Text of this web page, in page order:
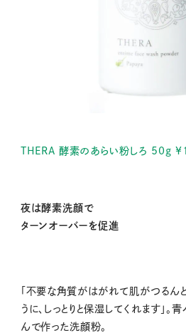
THERA 酵素のあらい粉しろ 50g
夜は酵素洗顔で
ターンオーバーを促進
「不要な角質がはがれて肌がつるん
うに、しっとりと保湿してくれます」
んで作った洗顔粉。